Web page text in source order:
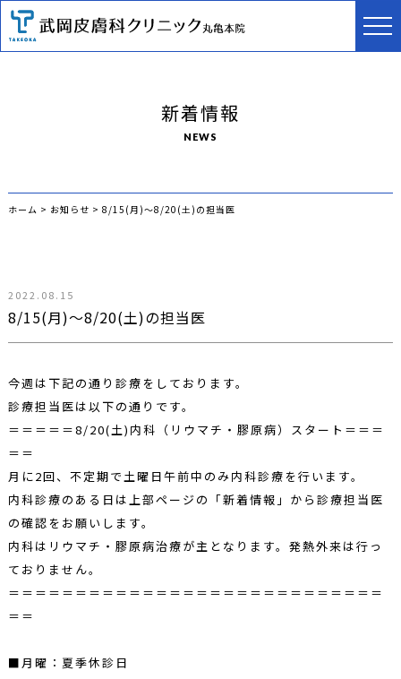
新着情報
NEWS
ホーム > お知らせ > 8/15(月)〜8/20(土)の担当医
8/15(月)〜8/20(土)の担当医
2022.08.15
今週は下記の通り診療をしております。
診療担当医は以下の通りです。
＝＝＝＝＝8/20(土)内科（リウマチ・膠原病）スタート＝＝＝
＝＝
月に2回、不定期で土曜日午前中のみ内科診療を行います。
内科診療のある日は上部ページの「新着情報」から診療担当医
の確認をお願いします。
内科はリウマチ・膠原病治療が主となります。発熱外来は行っ
ておりません。
＝＝＝＝＝＝＝＝＝＝＝＝＝＝＝＝＝＝＝＝＝＝＝＝＝＝＝＝
＝＝
■月曜：夏季休診日